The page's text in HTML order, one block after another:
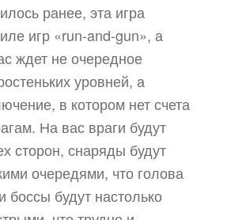
ранее, эта игра
игр «run-and-gun», а
ждет не очередное
уровней, а
в котором нет счета
На вас враги будут
сторон, снаряды будут
очередями, что голова
боссы будут настолько